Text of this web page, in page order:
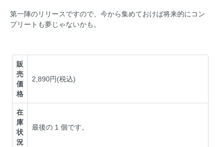
第一陣のリリースですので、今から集めておけば将来的にコン
プリートも夢じゃないかも。
販
売
価
格
2,890円(税込)
在
庫
状
況
最後の 1 個です。